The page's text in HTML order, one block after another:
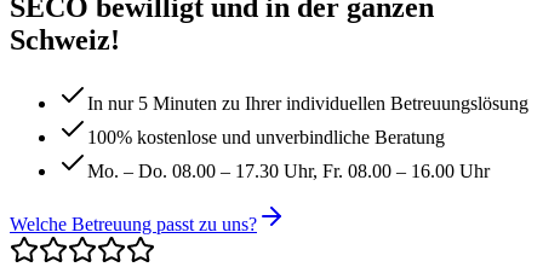
SECO bewilligt und in der ganzen
Schweiz!
In nur 5 Minuten zu Ihrer individuellen Betreuungslösung
100% kostenlose und unverbindliche Beratung
Mo. – Do. 08.00 – 17.30 Uhr, Fr. 08.00 – 16.00 Uhr
Welche Betreuung passt zu uns?